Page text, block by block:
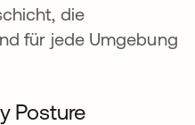
die
für jede Umgebung
Posture